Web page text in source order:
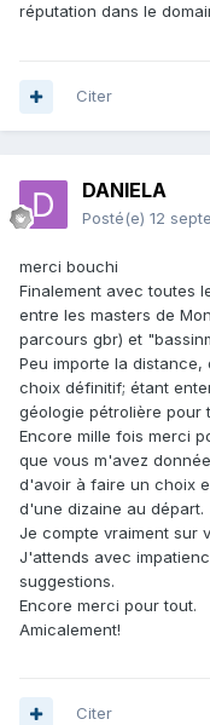
réputation dans le
Citer
DANIELA
Posté(e) 12
merci bouchi
Finalement avec toutes
entre les masters de
parcours gbr) et
Peu importe la
choix définitif; étant
géologie pétrolière pour
Encore mille fois merci
que vous m'avez
d'avoir à faire un choix
d'une dizaine au départ.
Je compte vraiment sur
J'attends avec
suggestions.
Encore merci pour tout.
Amicalement!
Citer